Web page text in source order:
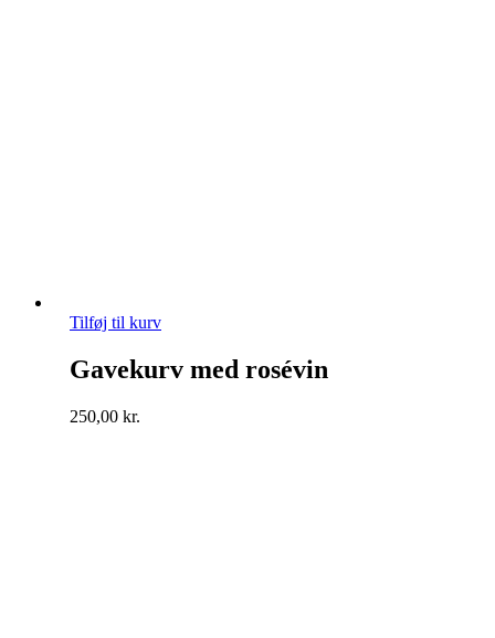
Tilføj til kurv
Gavekurv med rosévin
250,00 kr.